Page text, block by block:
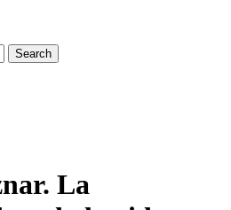
La